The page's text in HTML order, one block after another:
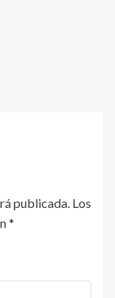
publicada. Los
*